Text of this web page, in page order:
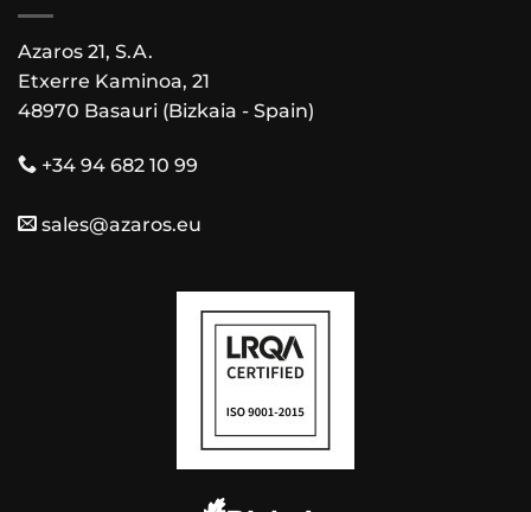
Azaros 21, S.A.
Etxerre Kaminoa, 21
48970 Basauri (Bizkaia - Spain)
+34 94 682 10 99
sales@azaros.eu